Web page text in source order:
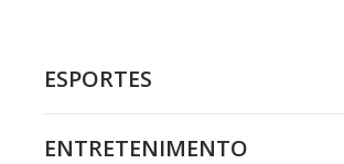
ESPORTES
ENTRETENIMENTO